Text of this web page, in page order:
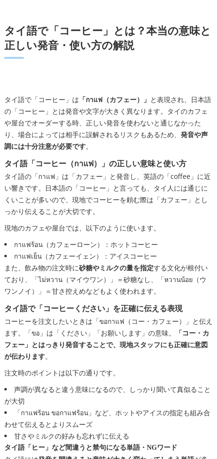
教室概要
タイ語で「コーヒー」とは？本当の意味と
正しい発音・使い方の解説
タイ語で「コーヒー」は 「กาแฟ（カフェー）」 と表現され、日本語
の「コーヒー」とは発音や文字が大きく異なります。タイのカフェ
や屋台でオーダーする時、正しい発音を使わないと通じなかった
り、場合によっては相手に誤解されるリスクもあるため、 発音や声
調には十分注意が必要です。
タイ語「コーヒー（กาแฟ）」の正しい意味と使い方
タイ語の「กาแฟ」は「カフェー」と発音し、英語の「coffee」に近
い響きです。日本語の「コーヒー」と言っても、タイ人には通じに
くいことが多いので、現地でコーヒーを頼む際は「カフェー」とし
っかり伝えることが大切です。
現地のカフェや屋台では、以下のように使います。
กาแฟร้อน（カフェーローン）：ホットコーヒー
กาแฟเย็น（カフェーイェン）：アイスコーヒー
また、飲み物の注文時に砂糖やミルクの量を指定する文化が根付い
ており、「ไม่หวาน（マイウワン）」＝砂糖なし、「หวานน้อย（ウ
ワンノイ）」＝甘さ控えめなどもよく使われます。
タイ語で「コーヒーください」を正確に伝える表現
コーヒーを注文したいときは「ขอกาแฟ（コー・カフェー）」と伝え
ます。「ขอ」は「ください」「お願いします」の意味。
「コー・カ
フェー」とはっきり発音することで、現地スタッフにも正確に意図
が伝わります。
注文時のポイントは以下の通りです。
声調が異なると違う意味になるので、しっかり聞いて真似ること
が大切
「กาแฟร้อน ขอกาแฟร้อน」など、ホットやアイスの指定も組み合
わせて伝えるとよりスムーズ
甘さやミルクの好みも忘れずに伝える
タイ語「ヒー」など間違うと禁句になる単語・NGワード